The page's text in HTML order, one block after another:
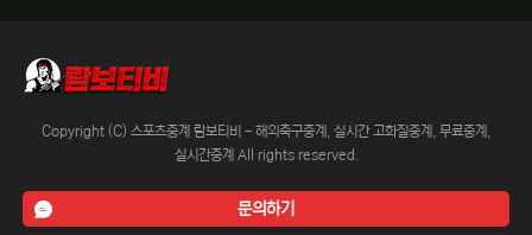
Copyright (C) 스포츠중계 람보티비 - 해외축구중계, 실시간 고화질중계, 무료중계,
실시간중계 All rights reserved.
문의하기